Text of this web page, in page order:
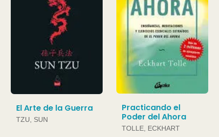
El Arte de la Guerra
TZU, SUN
Practicando el
Poder del Ahora
TOLLE, ECKHART